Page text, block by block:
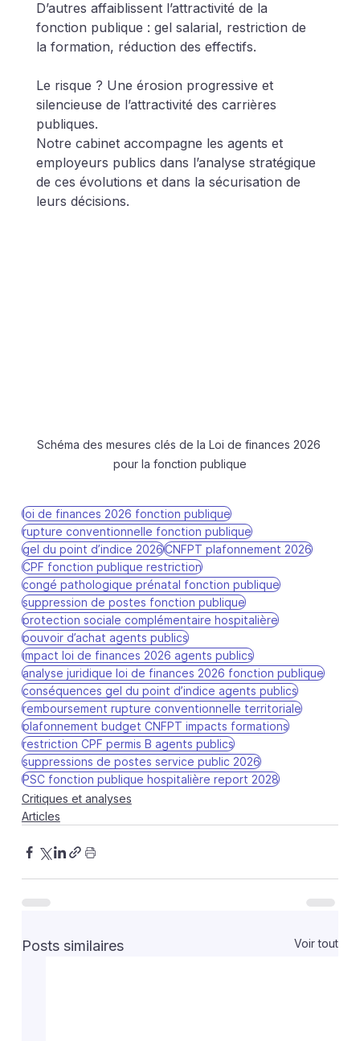
D’autres affaiblissent l’attractivité de la
fonction publique : gel salarial, restriction de
la formation, réduction des effectifs.
Le risque ? Une érosion progressive et
silencieuse de l’attractivité des carrières
publiques.
Notre cabinet accompagne les agents et
employeurs publics dans l’analyse stratégique
de ces évolutions et dans la sécurisation de
leurs décisions.
Schéma des mesures clés de la Loi de finances 2026
pour la fonction publique
loi de finances 2026 fonction publique
rupture conventionnelle fonction publique
gel du point d’indice 2026CNFPT plafonnement 2026
CPF fonction publique restriction
congé pathologique prénatal fonction publique
suppression de postes fonction publique
protection sociale complémentaire hospitalière
pouvoir d’achat agents publics
impact loi de finances 2026 agents publics
analyse juridique loi de finances 2026 fonction publique
conséquences gel du point d’indice agents publics
remboursement rupture conventionnelle territoriale
plafonnement budget CNFPT impacts formations
restriction CPF permis B agents publics
suppressions de postes service public 2026
PSC fonction publique hospitalière report 2028
Critiques et analyses
Articles
Posts similaires Voir tout